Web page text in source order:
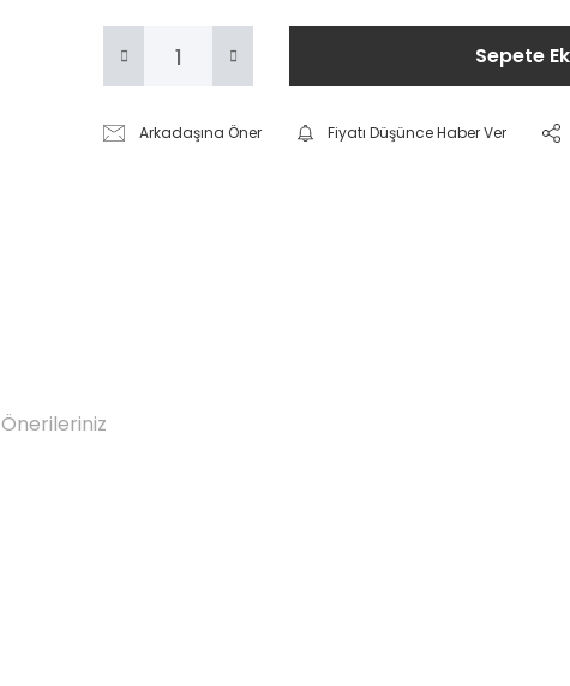
Sepete
Arkadaşına Öner Fiyatı Düşünce Haber Ver
Önerileriniz